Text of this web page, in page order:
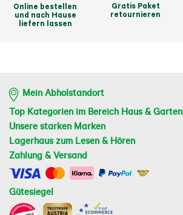
Online bestellen
und nach Hause
liefern lassen
Gratis Paket
retournieren
Mein Abholstandort
Top Kategorien im Bereich Haus & Garten
Unsere starken Marken
Lagerhaus zum Lesen & Hören
Zahlung & Versand
Gütesiegel